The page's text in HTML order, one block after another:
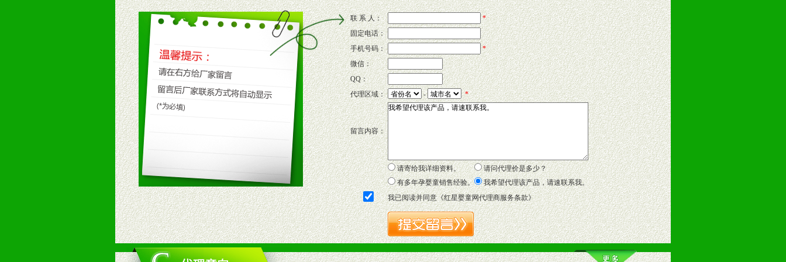
八、品牌产品
1、不断提升品牌的知名度，美誉度。
2、不断开创新产品不断满足消费者的新需求及适应市场变化。
九、加盟优势
1、广告企划支持：产品手册、POP宣传画、三折页及宣传礼品全面配赠，免费提供软硬性平面广告、电台广告操作手册、专柜咨询手册等各种市
场武器。
2、市场保护支持：供优质产品，全套合法经营手续，采取统一底价供货、严格保证区域市场独占，杜绝串货、假货。
3、对代理商、经销商提供公司资执证明复印件，财务以帐单，税务发票，产品质量报告检测单，产品批号；
4、营销技术支持：因地制宜，采取方案，专家顾问团提供专柜、社区、HS、名人营销等各种模式市场实战操作方案。
5、返利奖励支持：累计进货奖励，年终完成任务返利。
6、售后服务支持：营销全程跟踪服务，提供企划、咨询、培训等企业售后服务。
7、退换货支持：诚信为本的退换货保障制度，使经销商市场操作全程无忧。
十、代理条件
1、拥有婴幼儿产品经销网络，营养品或保健食品相关渠道者。
2、认同公司产品及经营理念，有良好的商业道德，良好的商誉，良好的市场网络的公司及销售自然人。
3、严格按照统一最低渠道价格，统一最低零售价销售，保证良性的价格体系，保证均衡的利润体系。
联 系 人：
*
固定电话：
手机号码：
*
微信：
QQ：
代理区域：
- *
留言内容：
请寄给我详细资料。
请问代理价是多少？
有多年孕婴童销售经验。
我希望代理该产品，请速联系我。
我已阅读并同意《红星婴童网代理商服务条款》